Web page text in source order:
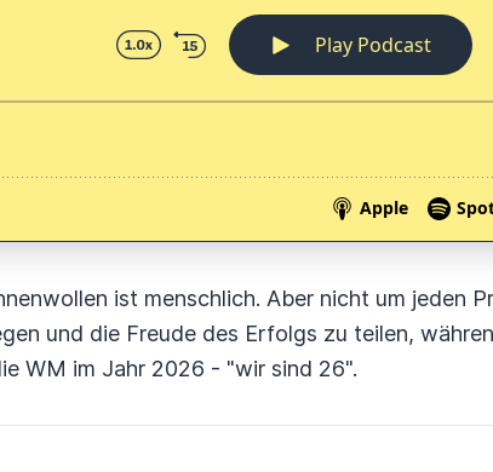
ist menschlich. Aber nicht um jeden
und die Freude des Erfolgs zu teilen,
WM im Jahr 2026 - "wir sind 26".